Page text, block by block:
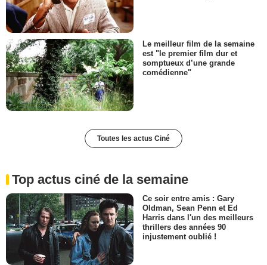
Le meilleur film de la semaine
est "le premier film dur et
somptueux d’une grande
comédienne"
Toutes les actus Ciné
Top actus ciné de la semaine
Ce soir entre amis : Gary
Oldman, Sean Penn et Ed
Harris dans l'un des meilleurs
thrillers des années 90
injustement oublié !